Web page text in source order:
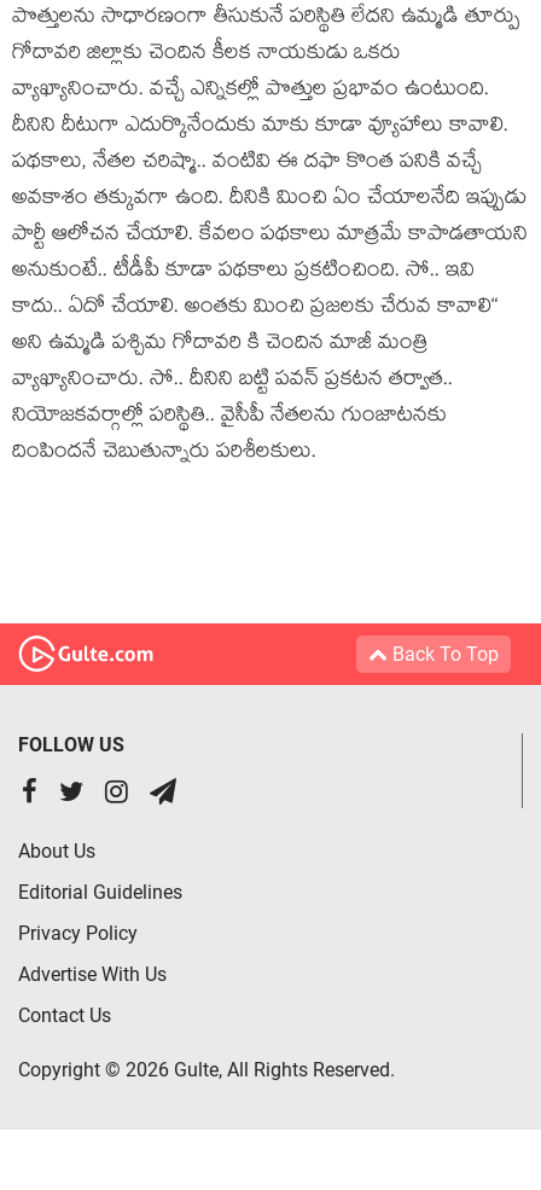
పొత్తుల‌ను సాధార‌ణంగా తీసుకునే ప‌రిస్థితి లేద‌ని ఉమ్మ‌డి తూర్పు
గోదావ‌రి జిల్లాకు చెందిన కీల‌క నాయ‌కుడు ఒక‌రు
వ్యాఖ్యానించారు. వ‌చ్చే ఎన్నిక‌ల్లో పొత్తుల ప్ర‌భావం ఉంటుంది.
దీనిని దీటుగా ఎదుర్కొనేందుకు మాకు కూడా వ్యూహాలు కావాలి.
ప‌థ‌కాలు, నేత‌ల చ‌రిష్మా.. వంటివి ఈ ద‌ఫా కొంత ప‌నికి వ‌చ్చే
అవ‌కాశం త‌క్కువ‌గా ఉంది. దీనికి మించి ఏం చేయాల‌నేది ఇప్పుడు
పార్టీ ఆలోచ‌న చేయాలి. కేవ‌లం ప‌థ‌కాలు మాత్ర‌మే కాపాడ‌తాయ‌ని
అనుకుంటే.. టీడీపీ కూడా ప‌థ‌కాలు ప్ర‌క‌టించింది. సో.. ఇవి
కాదు.. ఏదో చేయాలి. అంత‌కు మించి ప్ర‌జ‌ల‌కు చేరువ కావాలి“
అని ఉమ్మ‌డి ప‌శ్చిమ గోదావ‌రి కి చెందిన మాజీ మంత్రి
వ్యాఖ్యానించారు. సో.. దీనిని బ‌ట్టి ప‌వ‌న్ ప్ర‌క‌ట‌న త‌ర్వాత‌..
నియోజ‌క‌వ‌ర్గాల్లో పరిస్థితి.. వైసీపీ నేత‌ల‌ను గుంజాట‌న‌కు
దింపింద‌నే చెబుతున్నారు ప‌రిశీల‌కులు.
Back To Top
FOLLOW US
About Us
Editorial Guidelines
Privacy Policy
Advertise With Us
Contact Us
Copyright © 2026 Gulte, All Rights Reserved.